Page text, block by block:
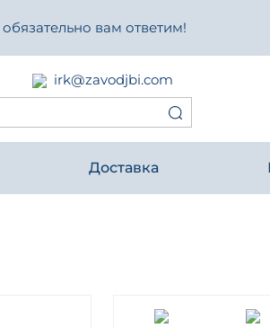
вам ответим!
irk@zavodjbi.com
Доставка